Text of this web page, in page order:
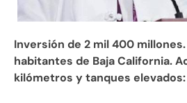
Inversión de 2 mil 400
habitantes de Baja California.
kilómetros y tanques